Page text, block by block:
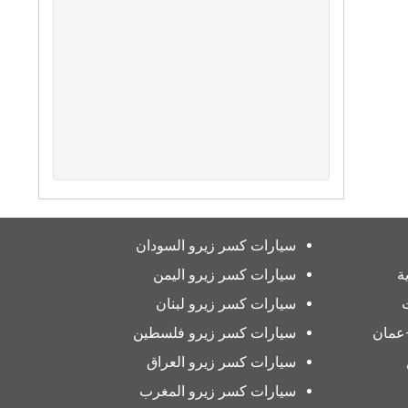
سيارات كسر زيرو السودان
سيارات كسر زيرو اليمن
سيارات كسر زيرو لبنان
سيارات كسر زيرو فلسطين
سيارات كسر زيرو العراق
سيارات كسر زيرو المغرب